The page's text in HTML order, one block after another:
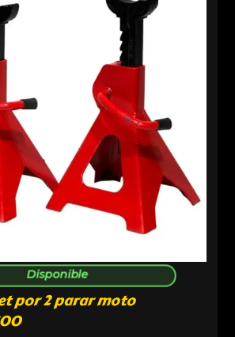
Disponible
por 2 parar moto